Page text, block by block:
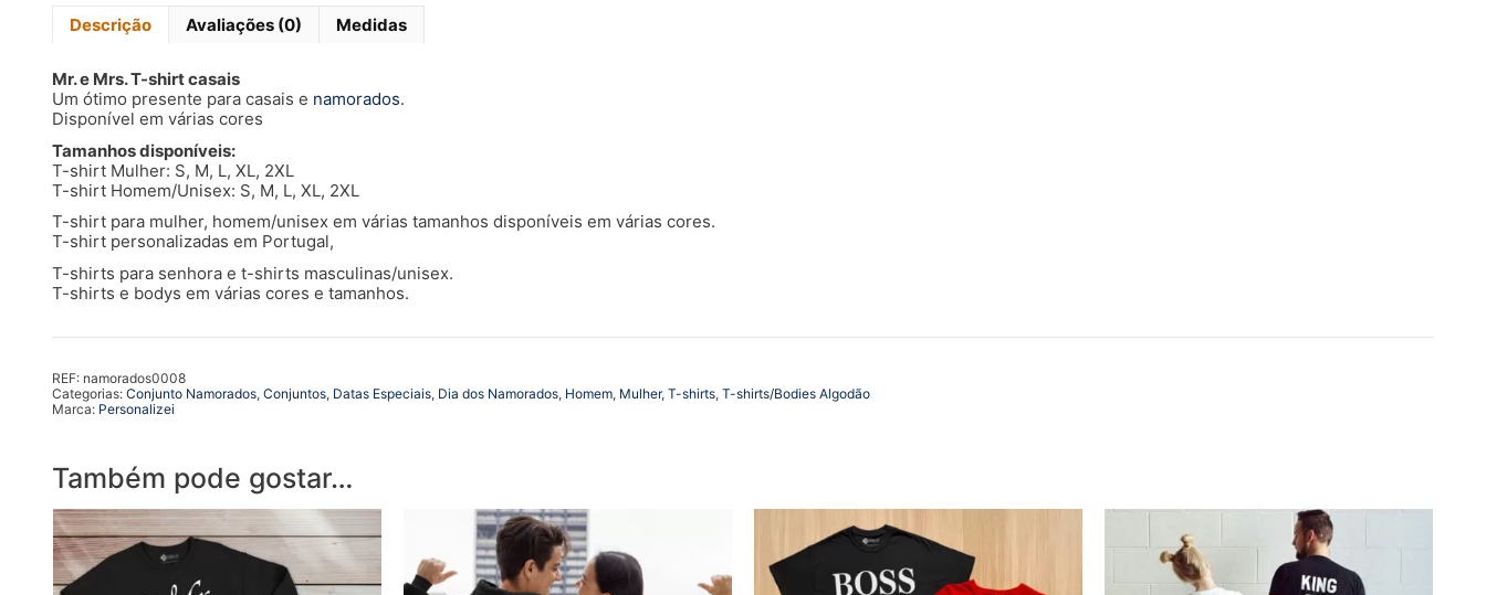
Descrição Avaliações (0) Medidas
Mr. e Mrs. T-shirt casais
Um ótimo presente para casais e namorados.
Disponível em várias cores
Tamanhos disponíveis:
T-shirt Mulher: S, M, L, XL, 2XL
T-shirt Homem/Unisex: S, M, L, XL, 2XL
T-shirt para mulher, homem/unisex em várias tamanhos disponíveis em várias cores.
T-shirt personalizadas em Portugal,
T-shirts para senhora e t-shirts masculinas/unisex.
T-shirts e bodys em várias cores e tamanhos.
REF: namorados0008
Categorias: Conjunto Namorados, Conjuntos, Datas Especiais, Dia dos Namorados, Homem, Mulher, T-shirts, T-shirts/Bodies Algodão
Marca: Personalizei
Também pode gostar…